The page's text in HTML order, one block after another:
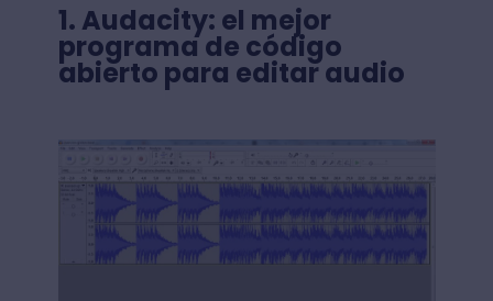
1. Audacity: el mejor
programa de código
abierto para editar audio